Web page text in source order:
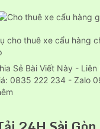
An
dương
vụ
nhà
gói
tại
uy
cho thuê xe cẩu hàng
Sẻ Bài Viết Này - Liên
0835 222 234 - Zalo
:
cho